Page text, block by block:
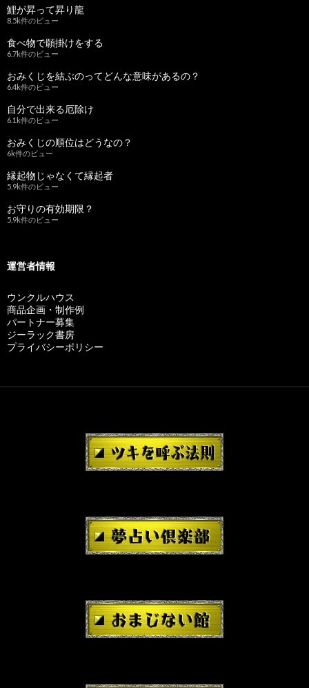
鯉が昇って昇り龍
8.5k件のビュー
食べ物で願掛けをする
6.7k件のビュー
おみくじを結ぶのってどんな意味があるの？
6.4k件のビュー
自分で出来る厄除け
6.1k件のビュー
おみくじの順位はどうなの？
6k件のビュー
縁起物じゃなくて縁起者
5.9k件のビュー
お守りの有効期限？
5.9k件のビュー
運営者情報
ウンクルハウス
商品企画・制作例
パートナー募集
ジーラック書房
プライバシーポリシー